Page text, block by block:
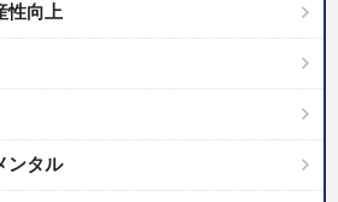
性向上
ンタル